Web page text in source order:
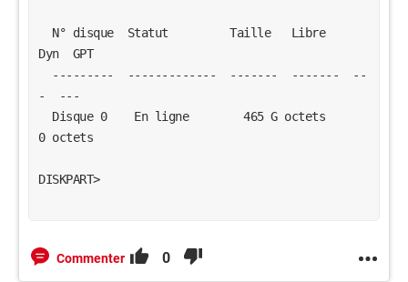
Dyn  GPT
-  ---
0 octets
DISKPART>
Commenter 0